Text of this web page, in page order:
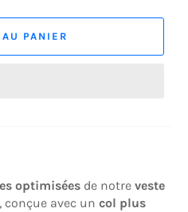
PANIER
optimisées de notre veste
avec un col plus